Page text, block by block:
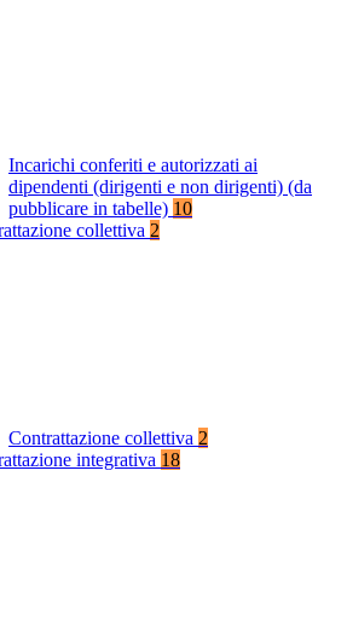
Incarichi conferiti e autorizzati ai
dipendenti (dirigenti e non dirigenti) (da
pubblicare in tabelle) 10
collettiva 2
Contrattazione collettiva 2
integrativa 18